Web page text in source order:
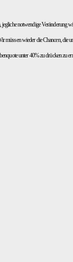
notwendige Veränderung
wieder die Chancen, die
unter 40% zu drücken zu